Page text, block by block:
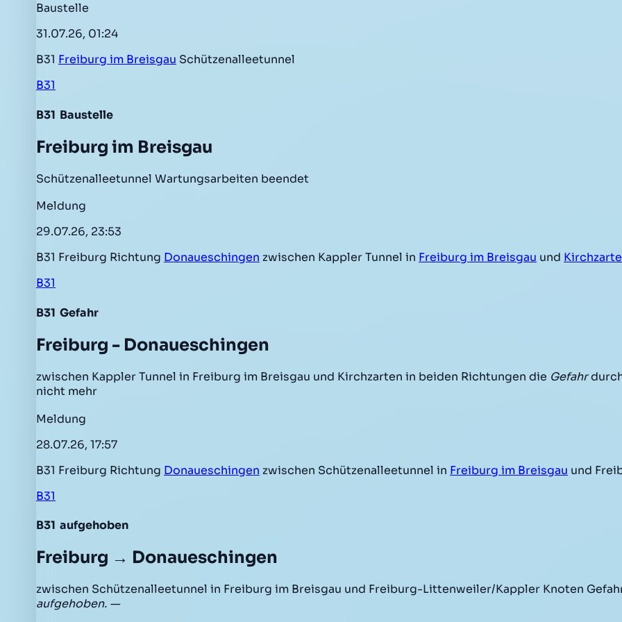
Baustelle
31.07.26, 01:24
B31 Freiburg im Breisgau Schützenalleetunnel
B31
B31 Baustelle
Freiburg im Breisgau
Schützenalleetunnel Wartungsarbeiten beendet
Meldung
29.07.26, 23:53
B31 Freiburg Richtung Donaueschingen zwischen Kappler Tunnel in Freiburg im Breisgau und
B31
B31 Gefahr
Freiburg - Donaueschingen
zwischen Kappler Tunnel in Freiburg im Breisgau und Kirchzarten in beiden Richtungen die Gefahr
nicht mehr
Meldung
28.07.26, 17:57
B31 Freiburg Richtung Donaueschingen zwischen Schützenalleetunnel in Freiburg im Breisgau und
B31
B31 aufgehoben
Freiburg → Donaueschingen
zwischen Schützenalleetunnel in Freiburg im Breisgau und Freiburg-Littenweiler/Kappler Knoten
aufgehoben. —